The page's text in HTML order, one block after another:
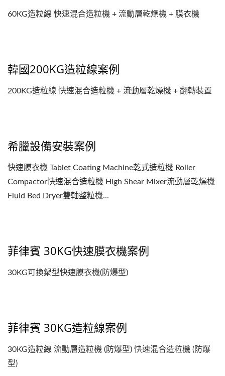
60KG造粒線 快速混合造粒機 + 流動層乾燥機 + 膜衣機
韓國200KG造粒線案例
200KG造粒線 快速混合造粒機 + 流動層乾燥機 + 翻轉裝置
希臘設備安裝案例
快速膜衣機 Tablet Coating Machine乾式造粒機 Roller
Compactor快速混合造粒機 High Shear Mixer流動層乾燥機
Fluid Bed Dryer雙軸整粒機...
菲律賓 30KG快速膜衣機案例
30KG可換鍋型快速膜衣機(防爆型)
菲律賓 30KG造粒線案例
30KG造粒線 流動層造粒機 (防爆型) 快速混合造粒機 (防爆
型)